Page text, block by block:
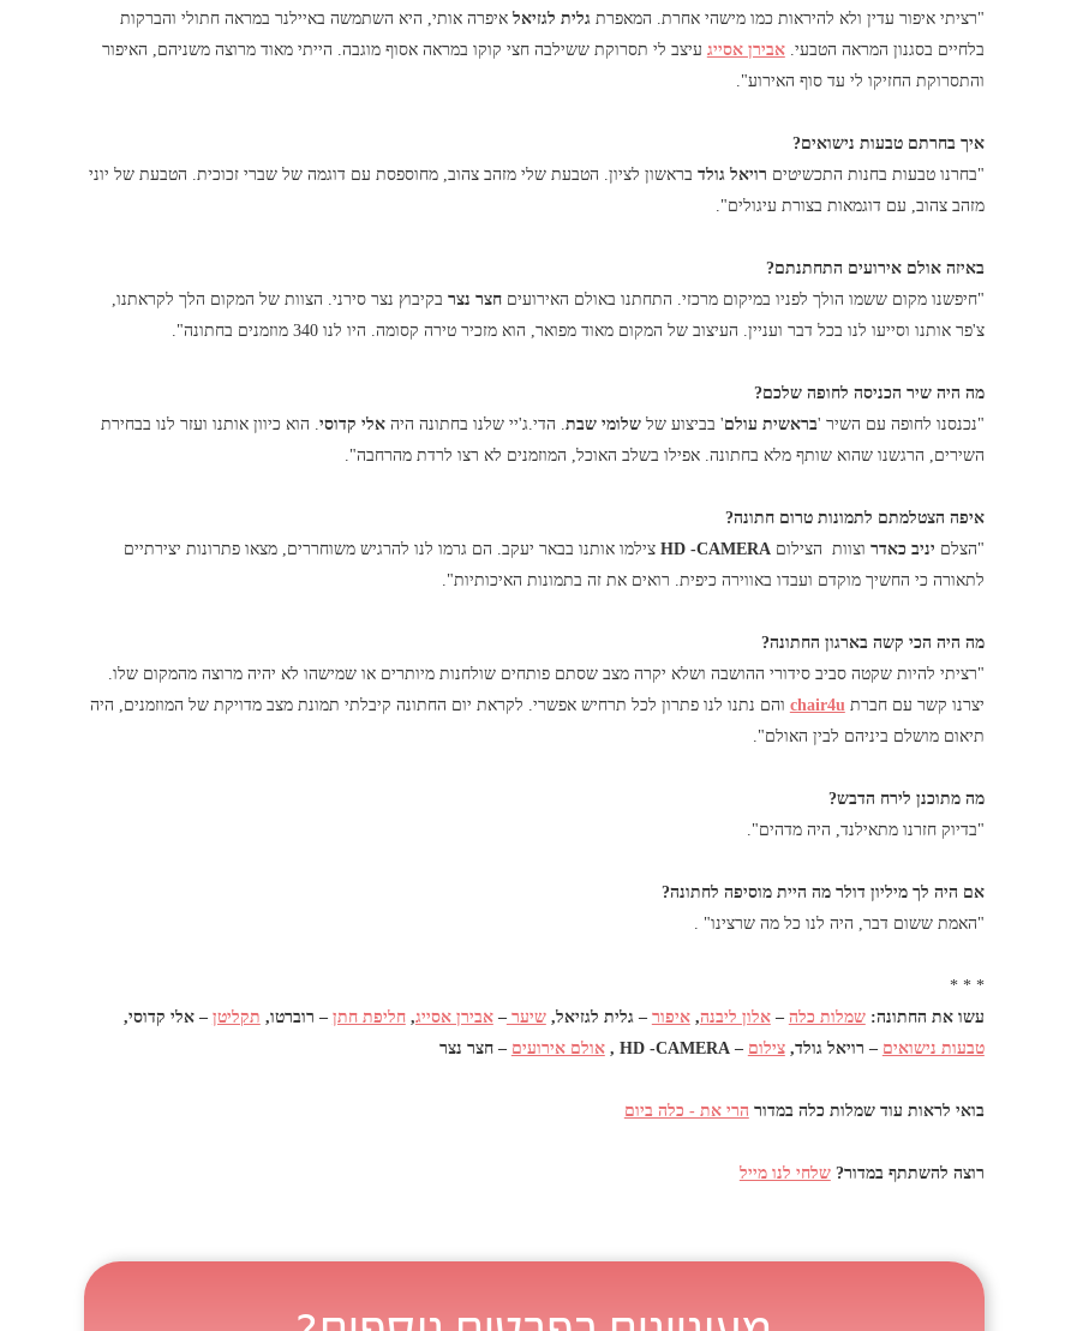
"רציתי איפור עדין ולא להיראות כמו מישהי אחרת. המאפרתגלית לגזיאל איפרה אותי, היא השתמשה באיילנר במראה חתולי והברקות
בלחיים בסגנון המראה הטבעי.אבירן אסייג עיצב לי תסרוקת ששילבה חצי קוקו במראה אסוף מוגבה. הייתי מאוד מרוצה משניהם, האיפור
והתסרוקת החזיקו לי עד סוף האירוע".
איך בחרתם טבעות נישואים?
"בחרנו טבעות בחנות התכשיטים רויאל גולד בראשון לציון. הטבעת שלי מזהב צהוב, מחוספסת עם דוגמה של שברי זכוכית. הטבעת של יוני
מזהב צהוב, עם דוגמאות בצורת עיגולים".
באיזה אולם אירועים התחתנתם?
"חיפשנו מקום ששמו הולך לפניו במיקום מרכזי. התחתנו באולם האירועיםחצר נצר בקיבוץ נצר סירני. הצוות של המקום הלך לקראתנו,
צ'פר אותנו וסייעו לנו בכל דבר ועניין. העיצוב של המקום מאוד מפואר, הוא מזכיר טירה קסומה. היו לנו 340 מוזמנים בחתונה".
מה היה שיר הכניסה לחופה שלכם?
"נכנסנו לחופה עם השיר 'בראשית עולם' בביצוע שלשלומי שבת. הדי.ג'יי שלנו בחתונה היהאלי קדוסי. הוא כיוון אותנו ועזר לנו בבחירת
השירים, הרגשנו שהוא שותף מלא בחתונה. אפילו בשלב האוכל, המוזמנים לא רצו לרדת מהרחבה".
איפה הצטלמתם לתמונות טרום חתונה?
"הצלם יניב כאדר וצוות הצילוםHD -CAMERA צילמו אותנו בבאר יעקב. הם גרמו לנו להרגיש משוחררים, מצאו פתרונות יצירתיים
לתאורה כי החשיך מוקדם ועבדו באווירה כיפית. רואים את זה בתמונות האיכותיות".
מה היה הכי קשה בארגון החתונה?
"רציתי להיות שקטה סביב סידורי ההושבה ושלא יקרה מצב שסתם פותחים שולחנות מיותרים או שמישהו לא יהיה מרוצה מהמקום שלו.
יצרנו קשר עם חברתchair4u והם נתנו לנו פתרון לכל תרחיש אפשרי. לקראת יום החתונה קיבלתי תמונת מצב מדויקת של המוזמנים, היה
תיאום מושלם ביניהם לבין האולם".
מה מתוכנן לירח הדבש?
"בדיוק חזרנו מתאילנד, היה מדהים".
אם היה לך מיליון דולר מה היית מוסיפה לחתונה?
"האמת ששום דבר, היה לנו כל מה שרצינו" .
* * *
עשו את החתונה:שמלות כלה –אלון ליבנה,איפור – גלית לגזיאל,שיער–אבירן אסייג,חליפת חתן – רוברטו, תקליטן – אלי קדוסי,
טבעות נישואים – רויאל גולד,צילום – HD -CAMERA , אולם אירועים – חצר נצר
בואי לראות עוד שמלות כלה במדור הרי את - כלה ביום
רוצה להשתתף במדור?שלחי לנו מייל